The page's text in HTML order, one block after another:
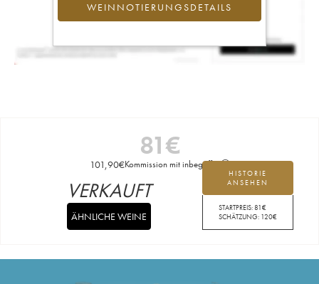
WEINNOTIERUNGSDETAILS
81€
101,90€Kommission mit inbegriffen
HISTORIE
ANSEHEN
STARTPREIS:81€
SCHÄTZUNG: 120€
VERKAUFT
ÄHNLICHE WEINE